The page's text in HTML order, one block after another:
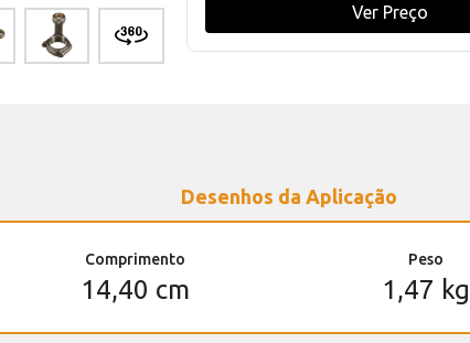
Ver Preço
Desenhos da Aplicação
Comprimento
14,40 cm
Peso
1,47 kg